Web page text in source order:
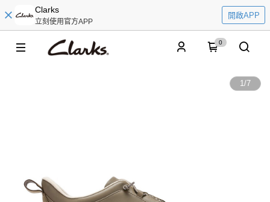
Clarks
立刻使用官方APP
開啟APP
0
1/7